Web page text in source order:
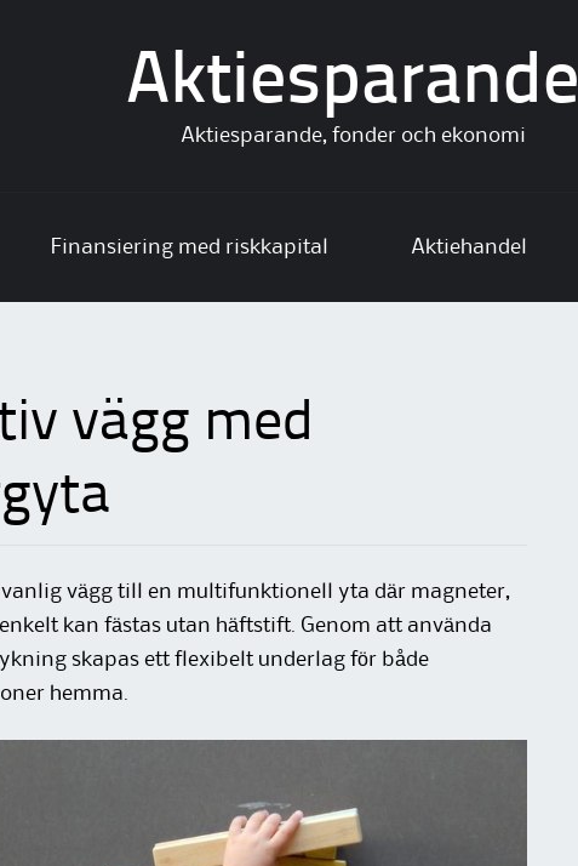
Aktiesparande
Aktiesparande, fonder och ekonomi
Finansiering med riskkapital Aktiehandel
vägg med
vägg till en multifunktionell yta där magneter,
kan fästas utan häftstift. Genom att använda
skapas ett flexibelt underlag för både
hemma.